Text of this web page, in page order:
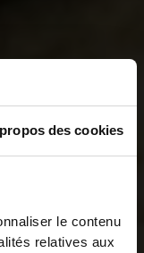
des cookies
le contenu
relatives aux